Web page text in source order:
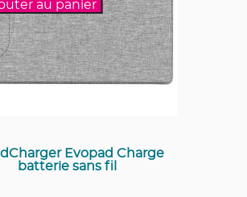
au panier
Evopad Charge
batterie sans fil